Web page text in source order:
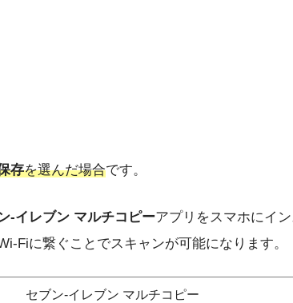
存を選んだ場合です。
-イレブン マルチコピーアプリをスマホにイ
Fiに繋ぐことでスキャンが可能になります。
セブン-イレブン マルチコピー